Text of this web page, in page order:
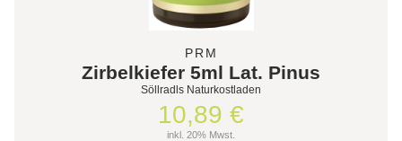
PRM
Zirbelkiefer 5ml Lat. Pinus
Söllradls Naturkostladen
10,89 €
inkl. 20% Mwst.